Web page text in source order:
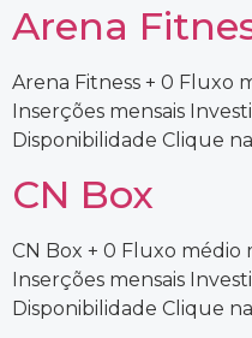
Arena
Arena Fitness + 0 Fluxo
Inserções mensais
Disponibilidade Clique
CN Box
CN Box + 0 Fluxo médio
Inserções mensais
Disponibilidade Clique